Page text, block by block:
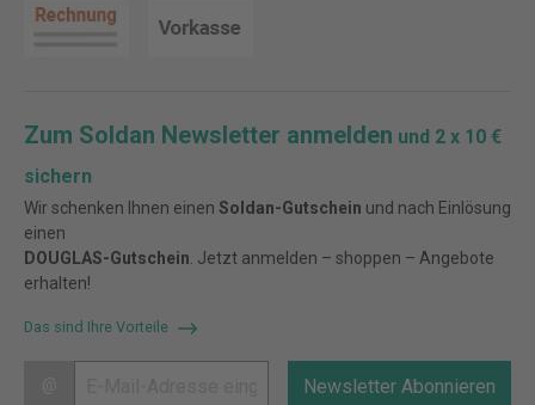
Zum Soldan Newsletter anmelden und 2 x 10 €
sichern
Wir schenken Ihnen einen Soldan-Gutschein und nach Einlösung
einen
DOUGLAS-Gutschein . Jetzt anmelden – shoppen – Angebote
erhalten!
Das sind Ihre Vorteile
Newsletter Abonnieren